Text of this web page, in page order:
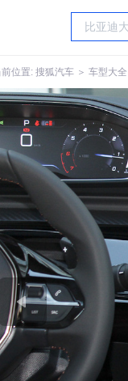
前位置: 搜狐汽车 ＞ 车型大全